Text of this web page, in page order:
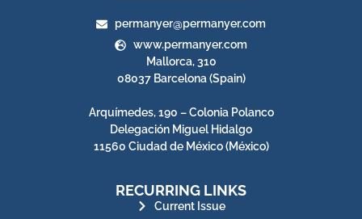
permanyer@permanyer.com
www.permanyer.com
Mallorca, 310
08037 Barcelona (Spain)
Arquímedes, 190 – Colonia Polanco
Delegación Miguel Hidalgo
11560 Ciudad de México (México)
RECURRING LINKS
Current Issue